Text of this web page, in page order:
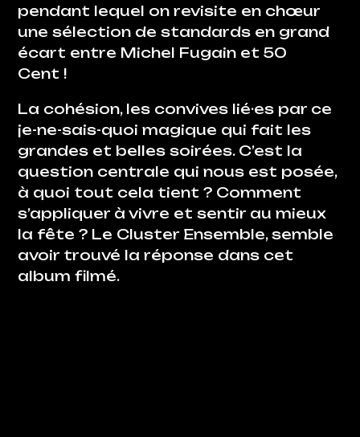
pendant lequel on revisite en chœur
une sélection de standards en grand
écart entre Michel Fugain et 50
Cent !
La cohésion, les convives lié·es par ce
je-ne-sais-quoi magique qui fait les
grandes et belles soirées. C’est la
question centrale qui nous est posée,
à quoi tout cela tient ? Comment
s’appliquer à vivre et sentir au mieux
la fête ? Le Cluster Ensemble, semble
avoir trouvé la réponse dans cet
album filmé.